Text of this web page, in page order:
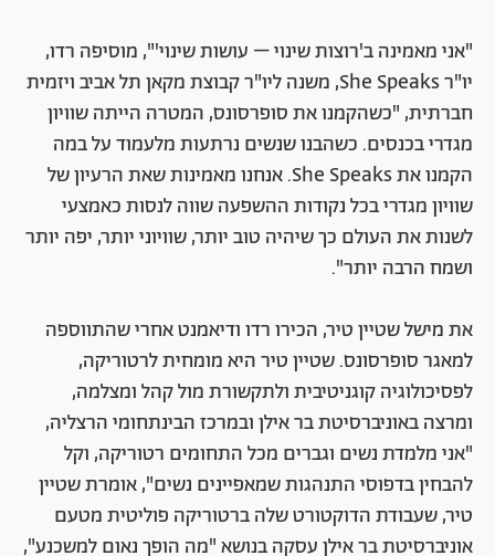
"אני מאמינה ב'רוצות שינוי – עושות שינוי'", מוסיפה רדו,
יו"ר She Speaks, משנה ליו"ר קבוצת מקאן תל אביב ויזמית
חברתית, "כשהקמנו את סופרסונס, המטרה הייתה שוויון
מגדרי בכנסים. כשהבנו שנשים נרתעות מלעמוד על במה
הקמנו את She Speaks. אנחנו מאמינות שאת הרעיון של
שוויון מגדרי בכל נקודות ההשפעה שווה לנסות כאמצעי
לשנות את העולם כך שיהיה טוב יותר, שוויוני יותר, יפה יותר
ושמח הרבה יותר".
את מישל שטיין טיר, הכירו רדו ודיאמנט אחרי שהתווספה
למאגר סופרסונס. שטיין טיר היא מומחית לרטוריקה,
לפסיכולוגיה קוגניטיבית ולתקשורת מול קהל ומצלמה,
ומרצה באוניברסיטת בר אילן ובמרכז הבינתחומי הרצליה,
"אני מלמדת נשים וגברים מכל התחומים רטוריקה, וקל
להבחין בדפוסי התנהגות שמאפיינים נשים", אומרת שטיין
טיר, שעבודת הדוקטורט שלה ברטוריקה פוליטית מטעם
אוניברסיטת בר אילן עסקה בנושא "מה הופך נאום למשכנע",